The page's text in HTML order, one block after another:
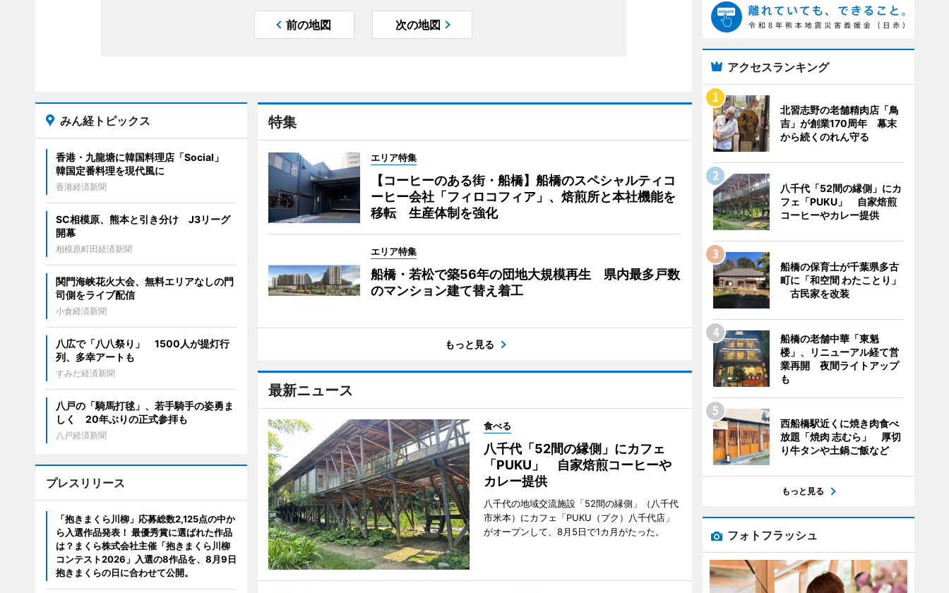
前の地図 次の地図
特集
エリア特集
【コーヒーのある街・船橋】船橋のスペシャルティコ
ーヒー会社「フィロコフィア」、焙煎所と本社機能を
移転 生産体制を強化
エリア特集
船橋・若松で築56年の団地大規模再生 県内最多戸数
のマンション建て替え着工
もっと見る
最新ニュース
食べる
八千代「52間の縁側」にカフェ
「PUKU」 自家焙煎コーヒーや
カレー提供
八千代の地域交流施設「52間の縁側」（八千代
市米本）にカフェ「PUKU（プク）八千代店」
がオープンして、8月5日で1カ月がたった。
みん経トピックス
香港・九龍塘に韓国料理店「Social」
韓国定番料理を現代風に
香港経済新聞
SC相模原、熊本と引き分け J3リーグ
開幕
相模原町田経済新聞
関門海峡花火大会、無料エリアなしの門
司側をライブ配信
小倉経済新聞
八広で「八八祭り」 1500人が提灯行
列、多幸アートも
すみだ経済新聞
八戸の「騎馬打毬」、若手騎手の姿勇ま
しく 20年ぶりの正式参拝も
八戸経済新聞
プレスリリース
「抱きまくら川柳」応募総数2,125点の中か
ら入選作品発表！ 最優秀賞に選ばれた作品
は？まくら株式会社主催「抱きまくら川柳
コンテスト2026」入選の8作品を、8月9日
抱きまくらの日に合わせて公開。
アクセスランキング
北習志野の老舗精肉店「鳥
吉」が創業170周年 幕末
から続くのれん守る
八千代「52間の縁側」にカ
フェ「PUKU」 自家焙煎
コーヒーやカレー提供
船橋の保育士が千葉県多古
町に「和空間 わたことり」
古民家を改装
船橋の老舗中華「東魁
楼」、リニューアル経て営
業再開 夜間ライトアップ
も
西船橋駅近くに焼き肉食べ
放題「焼肉 志むら」 厚切
り牛タンや土鍋ご飯など
もっと見る
フォトフラッシュ